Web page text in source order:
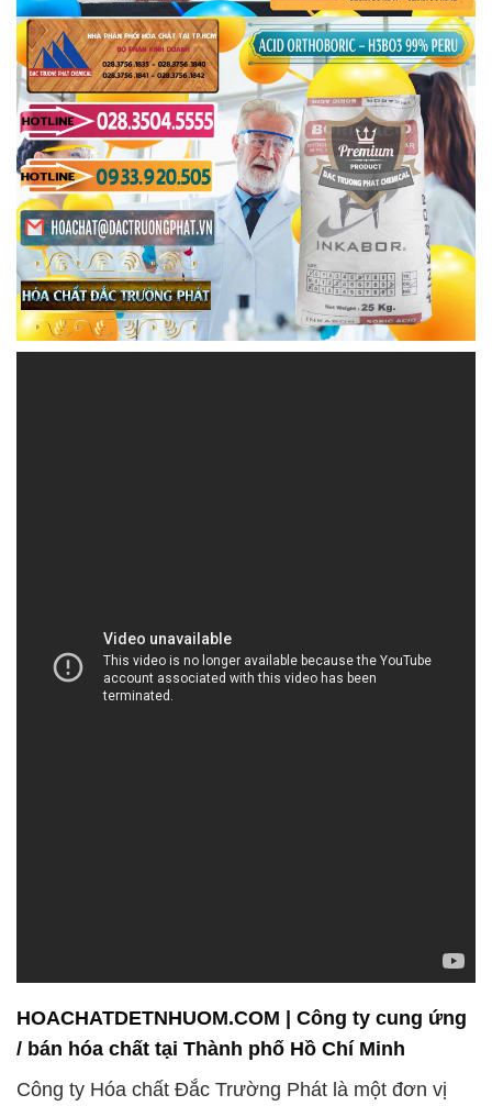
HOACHATDETNHUOM.COM | Công ty cung ứng
/ bán hóa chất tại Thành phố Hồ Chí Minh
Công ty Hóa chất Đắc Trường Phát là một đơn vị